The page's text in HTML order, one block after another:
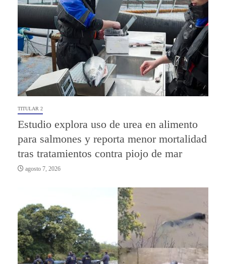
TITULAR 2
Estudio explora uso de urea en alimento
para salmones y reporta menor mortalidad
tras tratamientos contra piojo de mar
agosto 7, 2026